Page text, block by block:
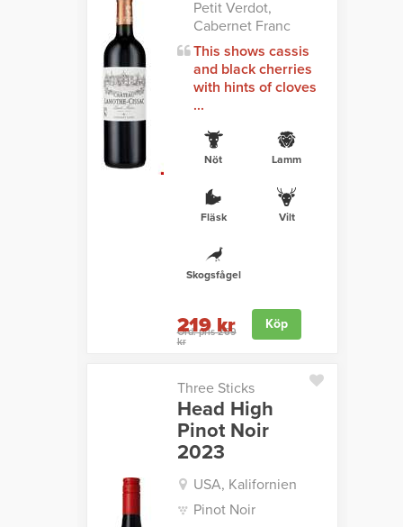
Petit Verdot,
Cabernet Franc
This shows cassis
and black cherries
with hints of cloves
...
Nöt Lamm
Fläsk Vilt
Skogsfågel
Ord. pris 269
kr
219 kr Köp
Three Sticks
Head High
Pinot Noir
2023
USA, Kalifornien
Pinot Noir